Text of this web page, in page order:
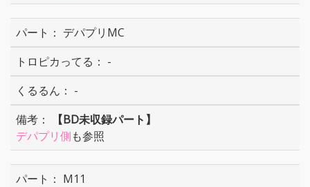
デパプリMC
-
-
【BD未収録パート】
デパプリ側も参照
M11